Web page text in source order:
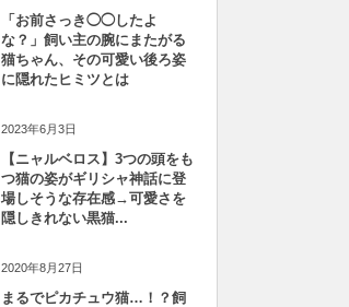
「お前さっき◯◯したよ
な？」飼い主の腕にまたがる
猫ちゃん、その可愛い後ろ姿
に隠れたヒミツとは
2023年6月3日
【ニャルベロス】3つの頭をも
つ猫の姿がギリシャ神話に登
場しそうな存在感→可愛さを
隠しきれない黒猫...
2020年8月27日
まるでピカチュウ猫…！？飼